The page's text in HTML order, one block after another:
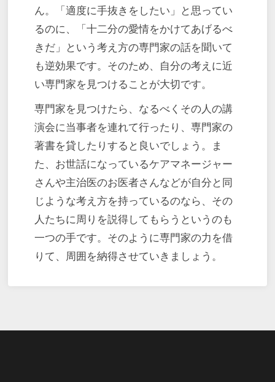
ん。「適度に手抜きをしたい」と思ってい
るのに、「十二分の愛情をかけてあげるべ
きだ」という考え方の専門家の話を聞いて
も逆効果です。そのため、自分の考えに近
い専門家を見つけることが大切です。
専門家を見つけたら、なるべくその人の講
演会に当事者を連れて行ったり、専門家の
著書を貸したりすると良いでしょう。ま
た、お世話になっているケアマネージャー
さんや主治医のお医者さんなどが自分と同
じような考え方を持っているのなら、その
人たちに周りを説得してもらうというのも
一つの手です。そのように専門家の力を借
りて、周囲を納得させていきましょう。